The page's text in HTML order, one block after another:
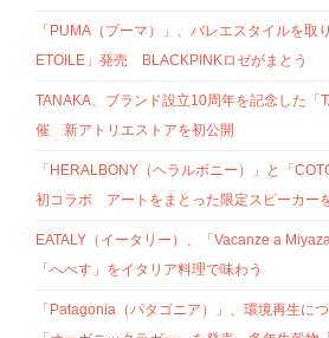
「PUMA（プーマ）」、バレエスタイルを取
ETOILE」発売 BLACKPINKロゼがまとう
TANAKA、ブランド設立10周年を記念した「
催 新アトリエストアを初公開
「HERALBONY（ヘラルボニー）」と「
初コラボ アートをまとった限定スピーカー
EATALY（イータリー）、「Vacanze a
「へべす」をイタリア料理で味わう
「Patagonia（パタゴニア）」、環境再生に